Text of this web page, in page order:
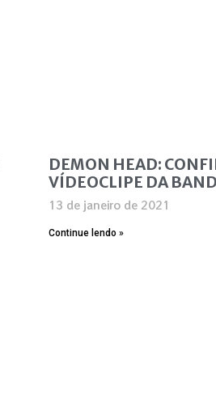
DEMON HEAD:
VÍDEOCLIPE DA
13 de janeiro de 2021
Continue lendo »